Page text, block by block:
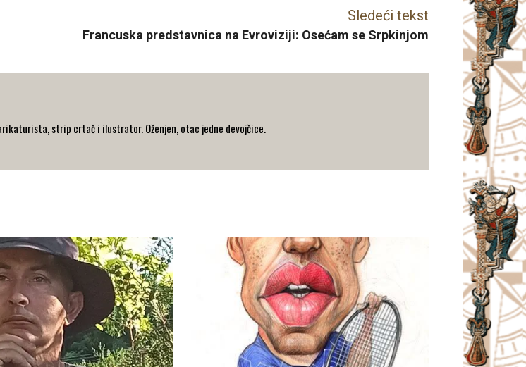
Sledeći tekst
Francuska predstavnica na Evroviziji: Osećam se Srpkinjom
strip crtač i ilustrator. Oženjen, otac jedne devojčice.